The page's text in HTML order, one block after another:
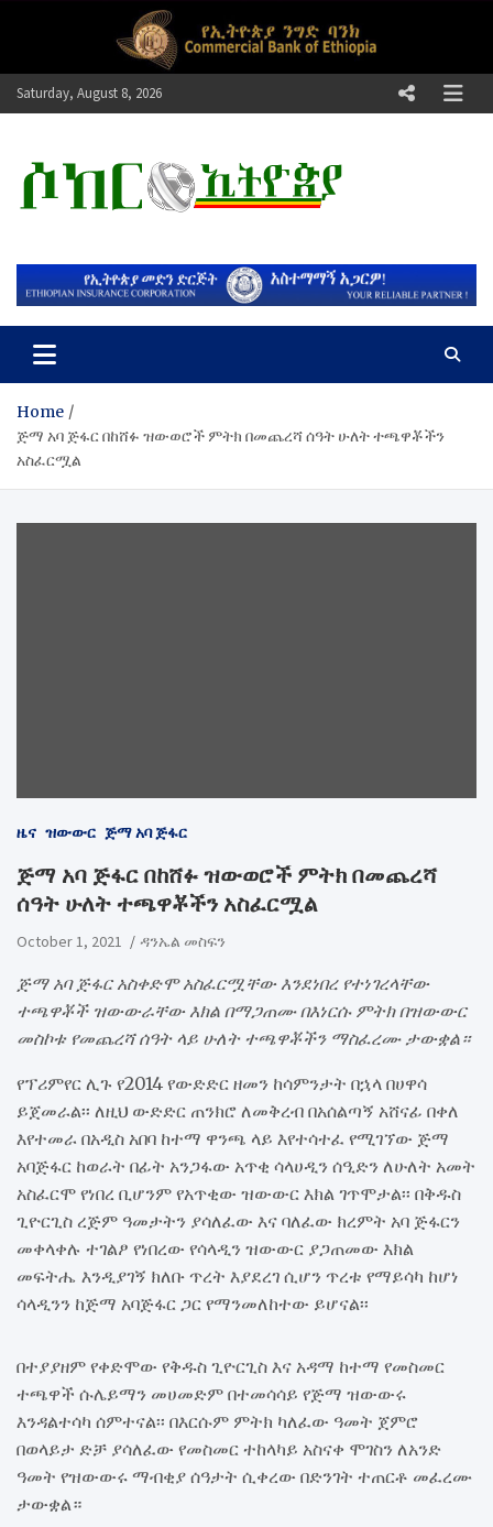
Saturday, August 8, 2026
ሶከር ኢትዮጵያ
Home
ጅማ አባ ጅፋር በከሸፉ ዝውወሮች ምትክ በመጨረሻ ሰዓት ሁለት ተጫዋቾችን
አስፈርሟል
ዜና ዝውውር ጅማ አባ ጅፋር
ጅማ አባ ጅፋር በከሸፉ ዝውወሮች ምትክ በመጨረሻ
ሰዓት ሁለት ተጫዋቾችን አስፈርሟል
October 1, 2021 ዳንኤል መስፍን
ጅማ አባ ጅፋር አስቀድሞ አስፈርሟቸው እንደነበረ የተነገረላቸው
ተጫዋቾች ዝውውራቸው እክል በማጋጠሙ በእነርሱ ምትክ በዝውውር
መስኮቱ የመጨረሻ ሰዓት ላይ ሁለት ተጫዋቾችን ማስፈረሙ ታውቋል።
የፕሪምየር ሊጉ የ2014 የውድድር ዘመን ከሳምንታት በኋላ በሀዋሳ
ይጀመራል፡፡ ለዚህ ውድድር ጠንክሮ ለመቅረብ በአሰልጣኝ አሸናፊ በቀለ
እየተመራ በአዲስ አበባ ከተማ ዋንጫ ላይ እየተሳተፈ የሚገኘው ጅማ
አባጅፋር ከወራት በፊት አንጋፋው አጥቂ ሳላሀዲን ሰዒድን ለሁለት አመት
አስፈርሞ የነበረ ቢሆንም የአጥቂው ዝውውር እክል ገጥሞታል፡፡ በቅዱስ
ጊዮርጊስ ረጅም ዓመታትን ያሳለፈው እና ባለፈው ክረምት አባ ጅፋርን
መቀላቀሉ ተገልፆ የነበረው የሳላዲን ዝውውር ያጋጠመው እክል
መፍትሔ እንዲያገኝ ክለቡ ጥረት እያደረገ ሲሆን ጥረቱ የማይሳካ ከሆነ
ሳላዲንን ከጅማ አባጅፋር ጋር የማንመለከተው ይሆናል፡፡
በተያያዘም የቀድሞው የቅዱስ ጊዮርጊስ እና አዳማ ከተማ የመስመር
ተጫዋች ሱሌይማን መሀመድም በተመሳሳይ የጅማ ዝውውሩ
እንዳልተሳካ ሰምተናል፡፡ በእርሱም ምትክ ካለፈው ዓመት ጀምሮ
በወላይታ ድቻ ያሳለፈው የመስመር ተከላካይ አስናቀ ሞገስን ለአንድ
ዓመት የዝውውሩ ማብቂያ ሰዓታት ሲቀረው በድንገት ተጠርቶ መፈረሙ
ታውቋል።